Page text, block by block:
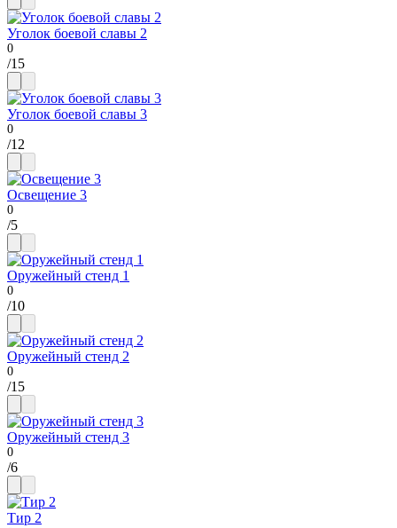
Уголок боевой славы 2
/15
Уголок боевой славы 3
/12
Освещение 3
/5
Оружейный стенд 1
/10
Оружейный стенд 2
/15
Оружейный стенд 3
/6
Тир 2